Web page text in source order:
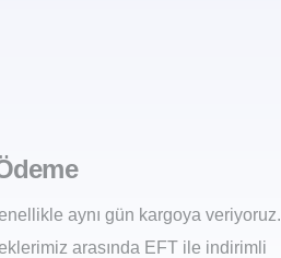
aynı gün kargoya veriyoruz.
arasında EFT ile indirimli